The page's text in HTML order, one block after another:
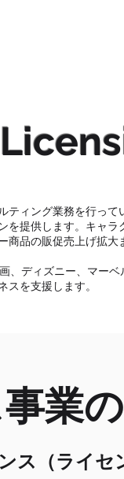
ティング業務を行っ
を提供します。キャ
商品の販促売上げ拡
、ディズニー、マー
スを支援します。
業
ス（ライセ